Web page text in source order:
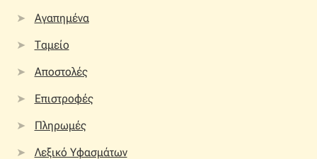
Αγαπημένα
Ταμείο
Αποστολές
Επιστροφές
Πληρωμές
Λεξικό Υφασμάτων